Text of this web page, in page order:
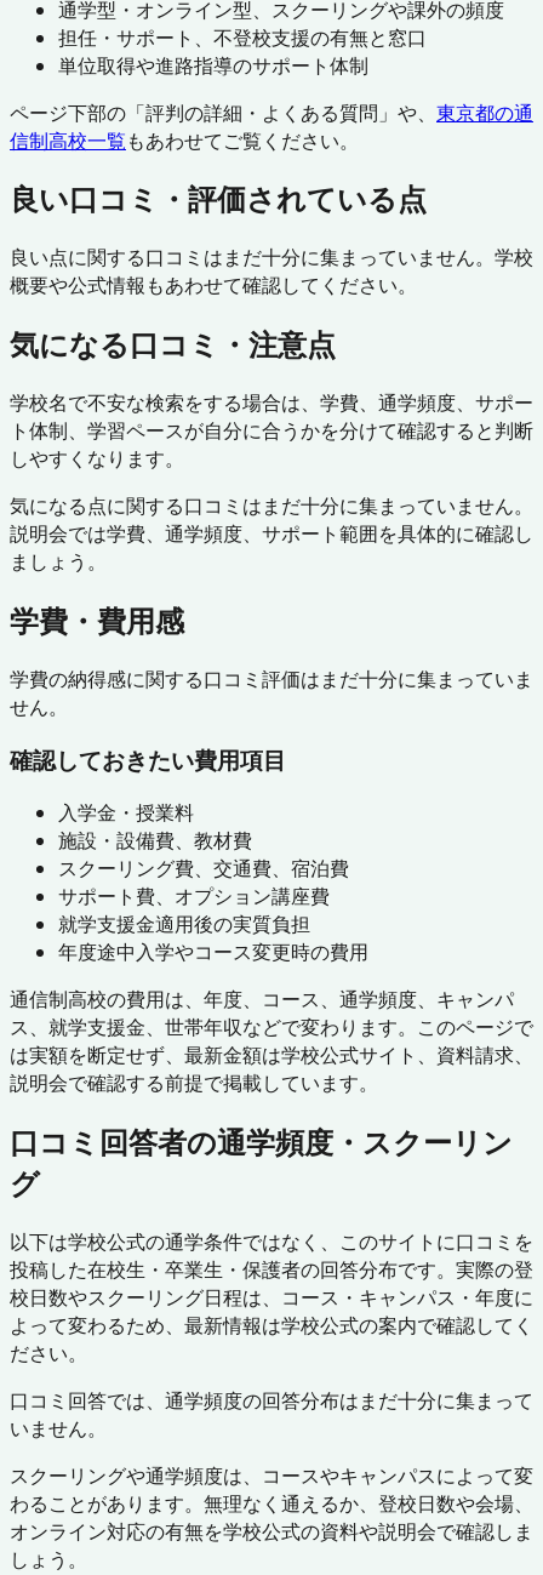
通学型・オンライン型、スクーリングや課外の頻度
担任・サポート、不登校支援の有無と窓口
単位取得や進路指導のサポート体制
ページ下部の「評判の詳細・よくある質問」や、 東京都の通
信制高校一覧もあわせてご覧ください。
良い口コミ・評価されている点
良い点に関する口コミはまだ十分に集まっていません。学校
概要や公式情報もあわせて確認してください。
気になる口コミ・注意点
学校名で不安な検索をする場合は、学費、通学頻度、サポー
ト体制、学習ペースが自分に合うかを分けて確認すると判断
しやすくなります。
気になる点に関する口コミはまだ十分に集まっていません。
説明会では学費、通学頻度、サポート範囲を具体的に確認し
ましょう。
学費・費用感
学費の納得感に関する口コミ評価はまだ十分に集まっていま
せん。
確認しておきたい費用項目
入学金・授業料
施設・設備費、教材費
スクーリング費、交通費、宿泊費
サポート費、オプション講座費
就学支援金適用後の実質負担
年度途中入学やコース変更時の費用
通信制高校の費用は、年度、コース、通学頻度、キャンパ
ス、就学支援金、世帯年収などで変わります。このページで
は実額を断定せず、最新金額は学校公式サイト、資料請求、
説明会で確認する前提で掲載しています。
口コミ回答者の通学頻度・スクーリン
グ
以下は学校公式の通学条件ではなく、このサイトに口コミを
投稿した在校生・卒業生・保護者の回答分布です。実際の登
校日数やスクーリング日程は、コース・キャンパス・年度に
よって変わるため、最新情報は学校公式の案内で確認してく
ださい。
口コミ回答では、通学頻度の回答分布はまだ十分に集まって
いません。
スクーリングや通学頻度は、コースやキャンパスによって変
わることがあります。無理なく通えるか、登校日数や会場、
オンライン対応の有無を学校公式の資料や説明会で確認しま
しょう。